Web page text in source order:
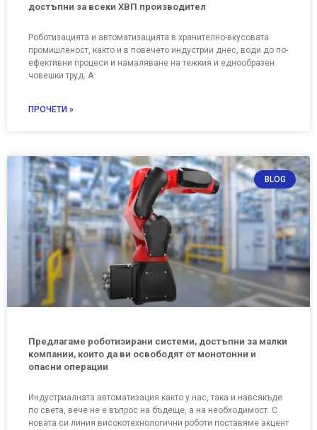
достъпни за всеки ХВП производител
Роботизацията и автоматизацията в хранително-вкусовата
промишленост, както и в повечето индустрии днес, води до по-
ефективни процеси и намаляване на тежкия и еднообразен
човешки труд. А
ПРОЧЕТИ »
BLOG
Предлагаме роботизирани системи, достъпни за малки
компании, които да ви освободят от монотонни и
опасни операции
Индустриалната автоматизация както у нас, така и навсякъде
по света, вече не е въпрос на бъдеще, а на необходимост. С
новата си линия високотехнологични роботи поставяме акцент